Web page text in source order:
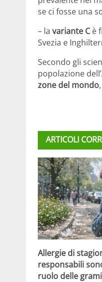
se ci fosse una
– la variante Cè
Svezia e
Secondo gli
popolazione
zone del mondo
ARTICOLI
Allergie di
responsabili
ruolo delle